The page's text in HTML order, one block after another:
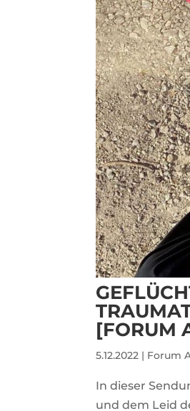
[FORUM
5.12.2022 | Forum
In dieser
und dem Leid